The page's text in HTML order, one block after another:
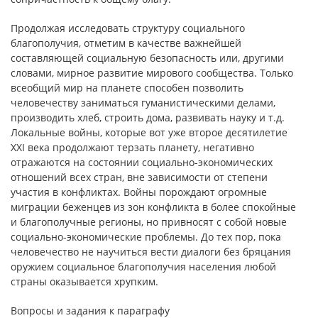
Продолжая исследовать структуру социального
благополучия, отметим в качестве важнейшей
составляющей социальную безопасность или, другими
словами, мирное развитие мирового сообщества. Только
всеобщий мир на планете способен позволить
человечеству заниматься гуманистическими делами,
производить хлеб, строить дома, развивать науку и т.д.
Локальные войны, которые вот уже второе десятилетие
XXI века продолжают терзать планету, негативно
отражаются на состоянии социально-экономических
отношений всех стран, вне зависимости от степени
участия в конфликтах. Войны порождают огромные
миграции беженцев из зон конфликта в более спокойные
и благополучные регионы, но привносят с собой новые
социально-экономические проблемы. До тех пор, пока
человечество не научиться вести диалоги без бряцания
оружием социальное благополучия населения любой
страны оказывается хрупким.
Вопросы и задания к параграфу